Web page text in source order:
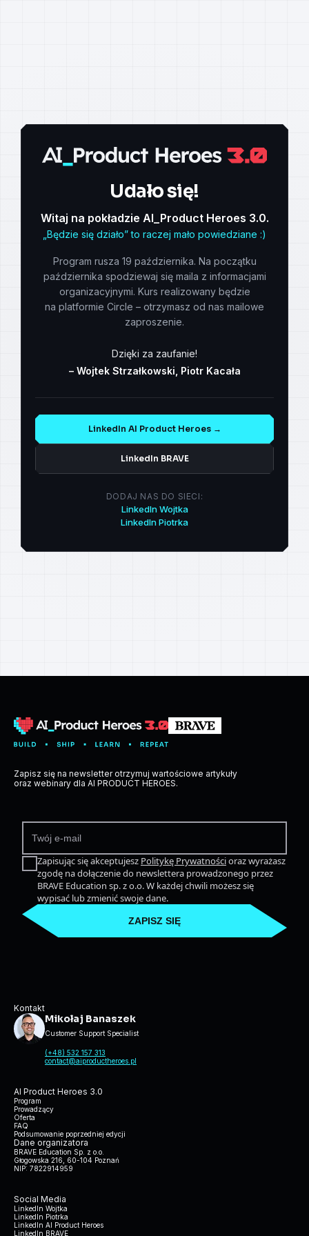
Udało się!
Witaj na pokładzie AI_Product Heroes 3.0.
„Będzie się działo” to raczej mało powiedziane :)
Program rusza 19 października. Na początku
października spodziewaj się maila z informacjami
organizacyjnymi. Kurs realizowany będzie
na platformie Circle – otrzymasz od nas mailowe
zaproszenie.
Dzięki za zaufanie!
– Wojtek Strzałkowski, Piotr Kacała
LinkedIn AI Product Heroes →
LinkedIn BRAVE
DODAJ NAS DO SIECI:
LinkedIn Wojtka
LinkedIn Piotrka
Zapisz się na newsletter otrzymuj wartościowe artykuły
oraz webinary dla AI PRODUCT HEROES.
Kontakt
Mikołaj Banaszek
Customer Support Specialist
(+48) 532 157 313
contact@aiproductheroes.pl
AI Product Heroes 3.0
Program
Prowadzący
Oferta
FAQ
Podsumowanie poprzedniej edycji
Dane organizatora
BRAVE Education Sp. z o.o.
Głogowska 216, 60-104 Poznań
NIP: 7822914959
Social Media
LinkedIn Wojtka
LinkedIn Piotrka
LinkedIn AI Product Heroes
LinkedIn BRAVE